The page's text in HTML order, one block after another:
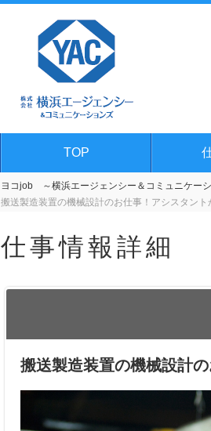
TOP
ヨコjob ～横浜エージェンシー＆コミュニケー
搬送製造装置の機械設計のお仕事！アシスタン
仕事情報詳細
搬送製造装置の機械設計